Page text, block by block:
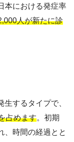
本における発症率
人が新たに診
するタイプで、
占めます。初期
、時間の経過とと